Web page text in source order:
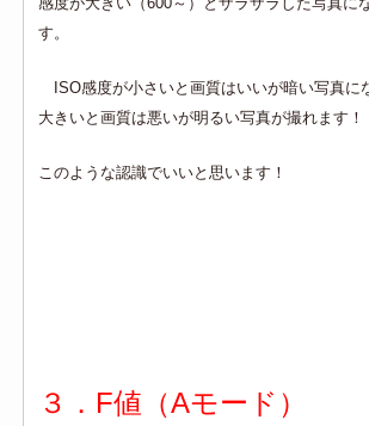
す。
ISO感度が小さいと画質はいいが暗い写真に
大きいと画質は悪いが明るい写真が撮れます！
このような認識でいいと思います！
３．F値（Aモード）